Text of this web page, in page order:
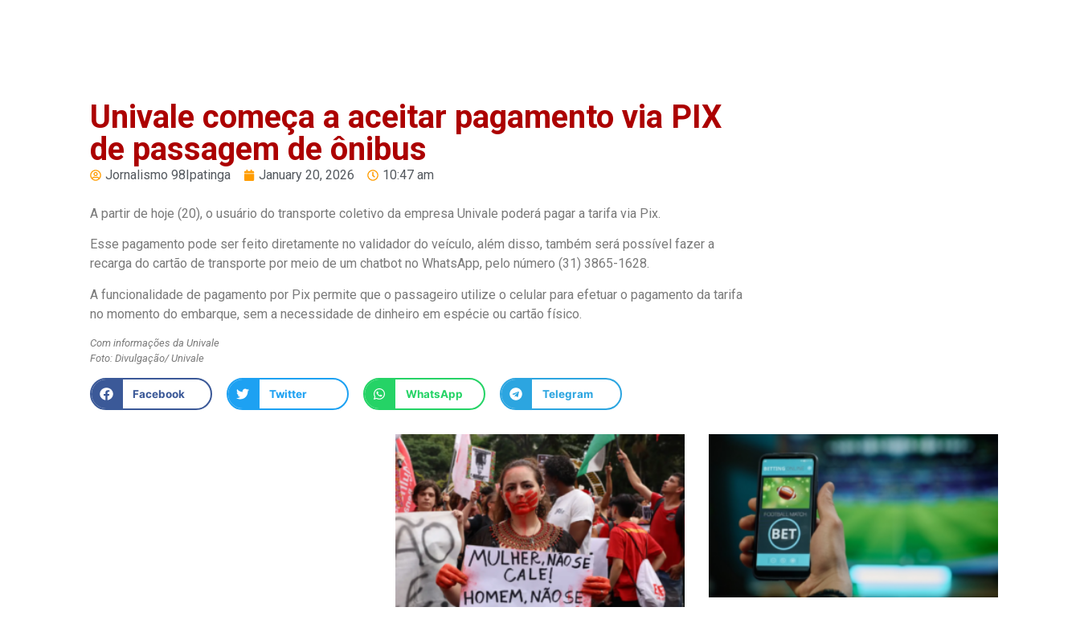
Univale começa a aceitar pagamento via PIX
de passagem de ônibus
Jornalismo 98Ipatinga January 20, 2026 10:47 am
A partir de hoje (20), o usuário do transporte coletivo da empresa Univale poderá pagar a tarifa via Pix.
Esse pagamento pode ser feito diretamente no validador do veículo, além disso, também será possível fazer a
recarga do cartão de transporte por meio de um chatbot no WhatsApp, pelo número (31) 3865-1628.
A funcionalidade de pagamento por Pix permite que o passageiro utilize o celular para efetuar o pagamento da tarifa
no momento do embarque, sem a necessidade de dinheiro em espécie ou cartão físico.
Com informações da Univale
Foto: Divulgação/ Univale
Facebook Twitter WhatsApp Telegram